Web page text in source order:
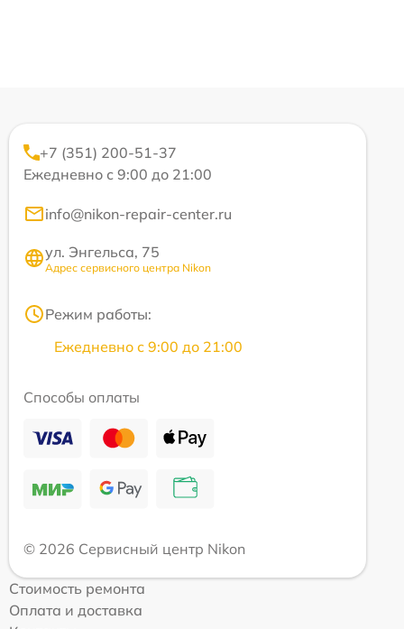
+7 (351) 200-51-37
Ежедневно с 9:00 до 21:00
info@nikon-repair-center.ru
ул. Энгельса, 75
Адрес сервисного центра Nikon
Режим работы:
Ежедневно с 9:00 до 21:00
Способы оплаты
© 2026 Сервисный центр Nikon
Стоимость ремонта
Оплата и доставка